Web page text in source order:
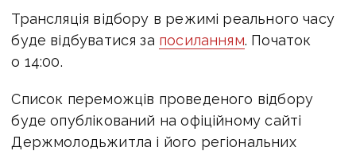
Трансляція відбору в режимі реального часу
буде відбуватися за посиланням. Початок
о 14:00.
Список переможців проведеного відбору
буде опублікований на офіційному сайті
Держмолодьжитла і його регіональних